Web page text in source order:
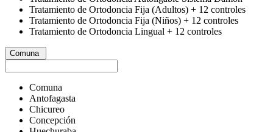
Tratamiento de Ortodoncia Fija (Adultos) + 12 controles
Tratamiento de Ortodoncia Fija (Niños) + 12 controles
Tratamiento de Ortodoncia Lingual + 12 controles
Comuna
Comuna
Antofagasta
Chicureo
Concepción